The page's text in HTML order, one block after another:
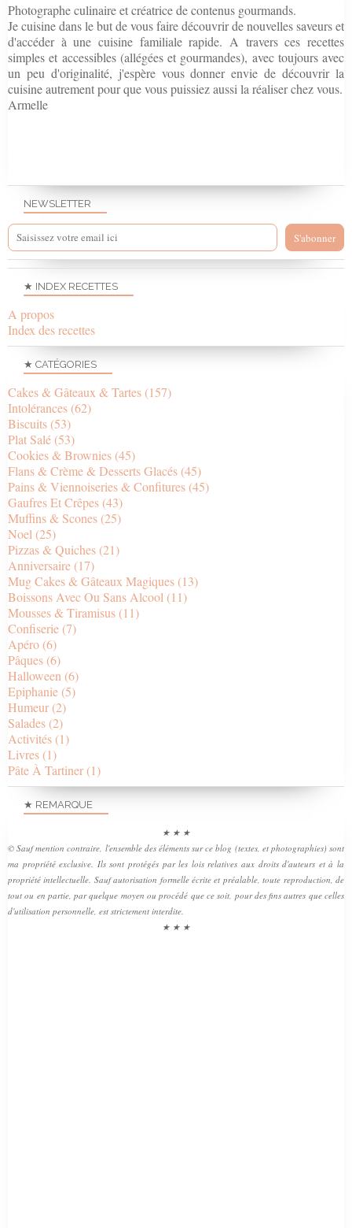
NEWSLETTER
★ INDEX RECETTES
A propos
Index des recettes
★ CATÉGORIES
Cakes & Gâteaux & Tartes (157)
Intolérances (62)
Biscuits (53)
Plat Salé (53)
Cookies & Brownies (45)
Flans & Crème & Desserts Glacés (45)
Pains & Viennoiseries & Confitures (45)
Gaufres Et Crêpes (43)
Muffins & Scones (25)
Noel (25)
Pizzas & Quiches (21)
Anniversaire (17)
Mug Cakes & Gâteaux Magiques (13)
Boissons Avec Ou Sans Alcool (11)
Mousses & Tiramisus (11)
Confiserie (7)
Apéro (6)
Pâques (6)
Halloween (6)
Epiphanie (5)
Humeur (2)
Salades (2)
Activités (1)
Livres (1)
Pâte À Tartiner (1)
Photographe culinaire et créatrice de contenus gourmands.
Je cuisine dans le but de vous faire découvrir de nouvelles saveurs et
d'accéder à une cuisine familiale rapide. A travers ces recettes
simples et accessibles (allégées et gourmandes), avec toujours avec
un peu d'originalité, j'espère vous donner envie de découvrir la
cuisine autrement pour que vous puissiez aussi la réaliser chez vous.
Armelle
★ REMARQUE
★ ★ ★
© Sauf mention contraire, l'ensemble des éléments sur ce blog (textes, et photographies) sont
ma propriété exclusive. Ils sont protégés par les lois relatives aux droits d'auteurs et à la
propriété intellectuelle. Sauf autorisation formelle écrite et préalable, toute reproduction, de
tout ou en partie, par quelque moyen ou procédé que ce soit, pour des fins autres que celles
d'utilisation personnelle, est strictement interdite.
★ ★ ★